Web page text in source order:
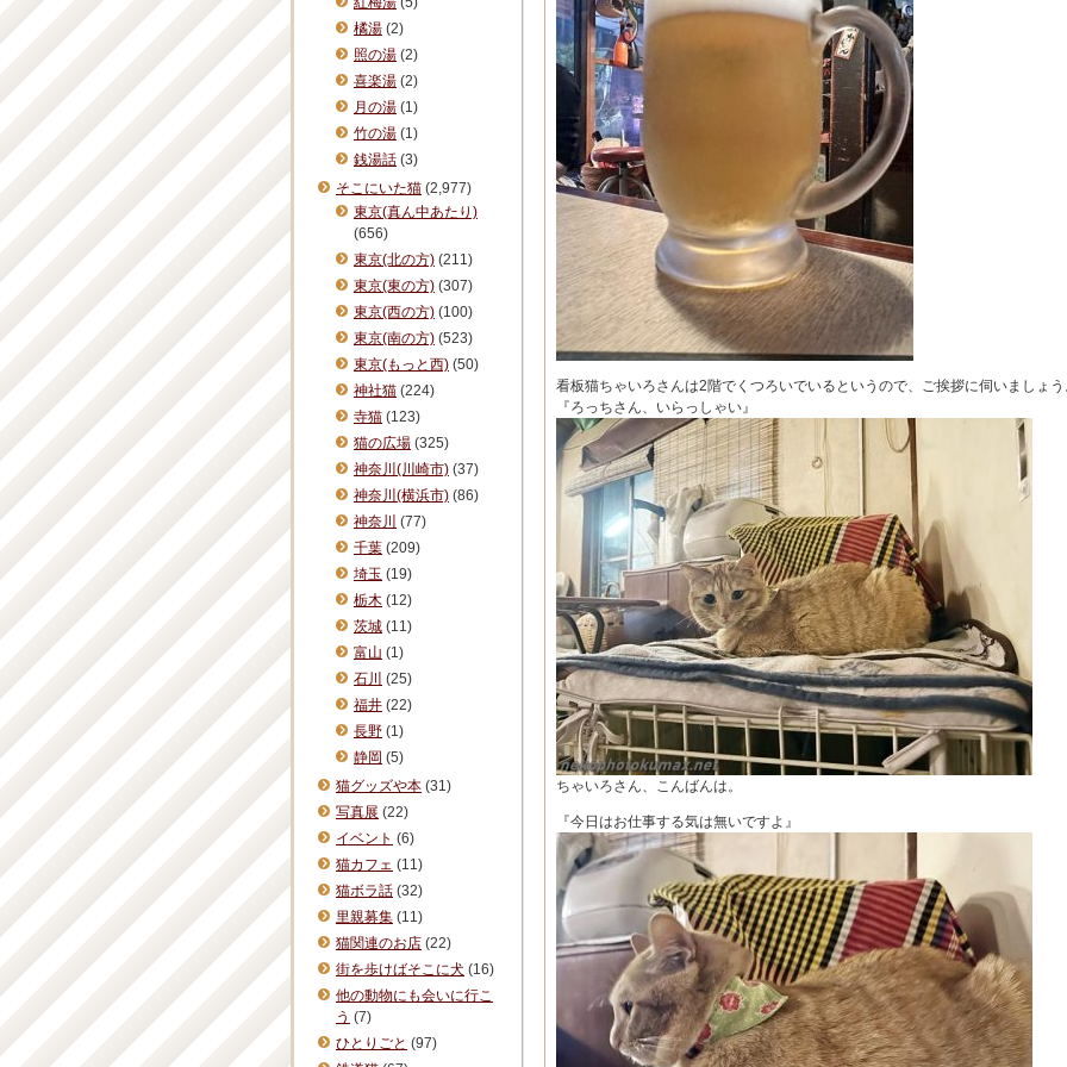
看板猫ちゃいろさんは2階でくつろいでいるというので、ご挨拶に伺いましょ
『ろっちさん、いらっしゃい』
ちゃいろさん、こんばんは。
『今日はお仕事する気は無いですよ』
橘湯 (2)
照の湯 (2)
喜楽湯 (2)
月の湯 (1)
竹の湯 (1)
銭湯話 (3)
そこにいた猫 (2,977)
東京(真ん中あたり)
(656)
東京(北の方) (211)
東京(東の方) (307)
東京(西の方) (100)
東京(南の方) (523)
東京(もっと西) (50)
神社猫 (224)
寺猫 (123)
猫の広場 (325)
神奈川(川崎市) (37)
神奈川(横浜市) (86)
神奈川 (77)
千葉 (209)
埼玉 (19)
栃木 (12)
茨城 (11)
富山 (1)
石川 (25)
福井 (22)
長野 (1)
静岡 (5)
猫グッズや本 (31)
写真展 (22)
イベント (6)
猫カフェ (11)
猫ボラ話 (32)
里親募集 (11)
猫関連のお店 (22)
街を歩けばそこに犬 (16)
他の動物にも会いに行こ
う (7)
ひとりごと (97)